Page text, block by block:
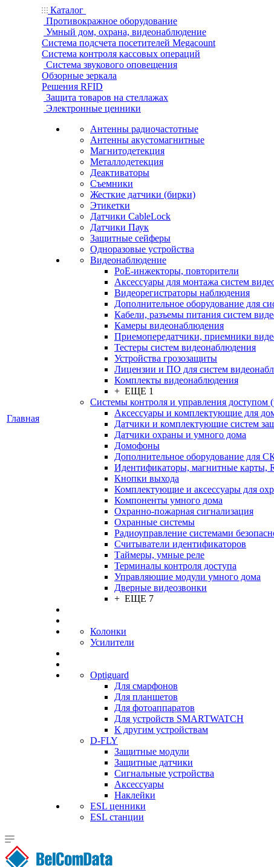
Главная
Каталог
Противокражное оборудование
Умный дом, охрана, видеонаблюдение
Система подсчета посетителей Megacount
Система контроля кассовых операций
Система звукового оповещения
Обзорные зеркала
Решения RFID
Защита товаров на стеллажах
Электронные ценники
Антенны радиочастотные
Антенны акустомагнитные
Магнитодетекция
Металлодетекция
Деактиваторы
Съемники
Жесткие датчики (бирки)
Этикетки
Датчики CableLock
Датчики Паук
Защитные сейферы
Одноразовые устройства
Видеонаблюдение
PoE-инжекторы, повторители
Аксессуары для монтажа систем
Видеорегистраторы наблюдения
Дополнительное оборудование для
Кабели, разъемы питания систем
Камеры видеонаблюдения
Приемопередатчики, приемники
Тестеры систем видеонаблюдения
Устройства грозозащиты
Лицензии и ПО для систем
Комплекты видеонаблюдения
+ ЕЩЕ 1
Системы контроля и управления
Аксессуары и комплектующие для
Датчики и комплектующие систем
Датчики охраны и умного дома
Домофоны
Дополнительное оборудование для
Идентификаторы, магнитные карты,
Кнопки выхода
Комплектующие и аксессуары для
Компоненты умного дома
Охранно-пожарная сигнализация
Охранные системы
Радиоуправление системами
Считыватели идентификаторов
Таймеры, умные реле
Терминалы контроля доступа
Управляющие модули умного дома
Дверные видеозвонки
+ ЕЩЕ 7
Колонки
Усилители
Optiguard
Для смарфонов
Для планшетов
Для фотоаппаратов
Для устройств SMARTWATCH
К другим устройствам
D-FLY
Защитные модули
Защитные датчики
Сигнальные устройства
Аксессуары
Наклейки
ESL ценники
ESL станции